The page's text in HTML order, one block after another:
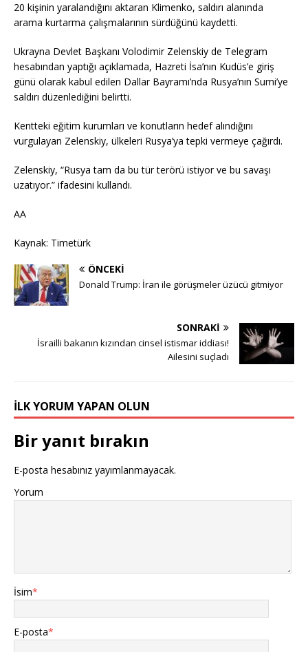
20 kişinin yaralandığını aktaran Klimenko, saldırı alanında
arama kurtarma çalışmalarının sürdüğünü kaydetti.
Ukrayna Devlet Başkanı Volodimir Zelenskiy de Telegram
hesabından yaptığı açıklamada, Hazreti İsa’nın Kudüs’e giriş
günü olarak kabul edilen Dallar Bayramı’nda Rusya’nın Sumi’ye
saldırı düzenlediğini belirtti.
Kentteki eğitim kurumları ve konutların hedef alındığını
vurgulayan Zelenskiy, ülkeleri Rusya’ya tepki vermeye çağırdı.
Zelenskiy, “Rusya tam da bu tür terörü istiyor ve bu savaşı
uzatıyor.” ifadesini kullandı.
AA
Kaynak: Timetürk
ÖNCEKI
Donald Trump: İran ile görüşmeler üzücü gitmiyor
SONRAKI
İsrailli bakanın kızından cinsel istismar iddiası!
Ailesini suçladı
İLK YORUM YAPAN OLUN
Bir yanıt bırakın
E-posta hesabınız yayımlanmayacak.
Yorum
İsim*
E-posta*